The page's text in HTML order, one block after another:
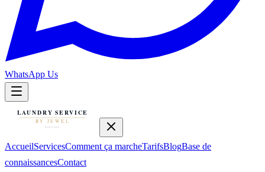
WhatsApp Us
AccueilServicesComment ça marcheTarifsBlogBase de
connaissancesContact